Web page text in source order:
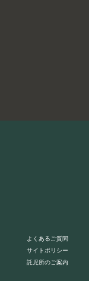
よくあるご質問
サイトポリシー
託児所のご案内